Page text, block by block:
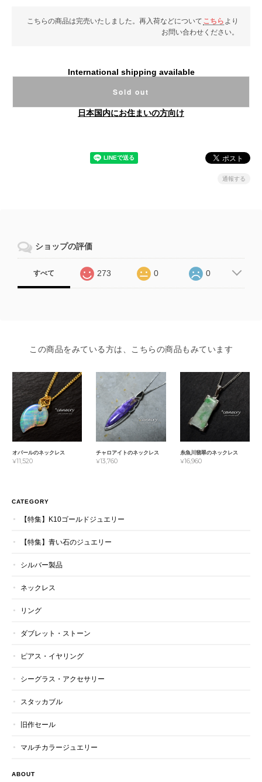
こちらの商品は完売いたしました。再入荷などについて こちら より
お問い合わせください。
International shipping available
Sold out
日本国内にお住まいの方向け
通報する
ショップの評価
すべて 273 0 0
この商品をみている方は、こちらの商品もみています
オパールのネックレス
¥11,520
チャロアイトのネックレス
¥13,760
糸魚川翡翠のネックレス
¥16,960
CATEGORY
【特集】K10ゴールドジュエリー
【特集】青い石のジュエリー
シルバー製品
ネックレス
リング
ダブレット・ストーン
ピアス・イヤリング
シーグラス・アクセサリー
スタッカブル
旧作セール
マルチカラージュエリー
ABOUT